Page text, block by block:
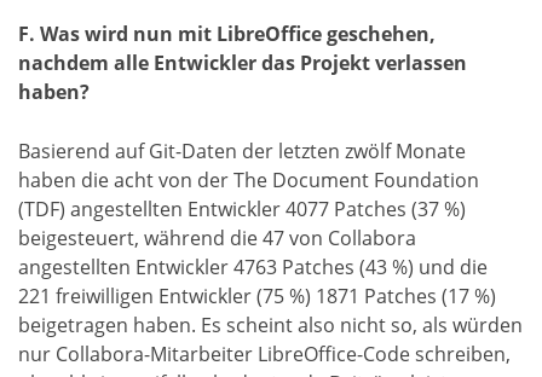
F. Was wird nun mit LibreOffice geschehen,
nachdem alle Entwickler das Projekt verlassen
haben?
Basierend auf Git-Daten der letzten zwölf Monate
haben die acht von der The Document Foundation
(TDF) angestellten Entwickler 4077 Patches (37 %)
beigesteuert, während die 47 von Collabora
angestellten Entwickler 4763 Patches (43 %) und die
221 freiwilligen Entwickler (75 %) 1871 Patches (17 %)
beigetragen haben. Es scheint also nicht so, als würden
nur Collabora-Mitarbeiter LibreOffice-Code schreiben,